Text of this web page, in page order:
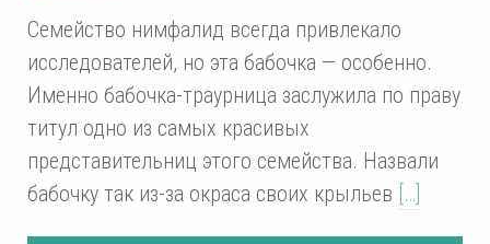
Семейство нимфалид всегда привлекало
исследователей, но эта бабочка — особенно.
Именно бабочка-траурница заслужила по праву
титул одно из самых красивых
представительниц этого семейства. Назвали
бабочку так из-за окраса своих крыльев […]